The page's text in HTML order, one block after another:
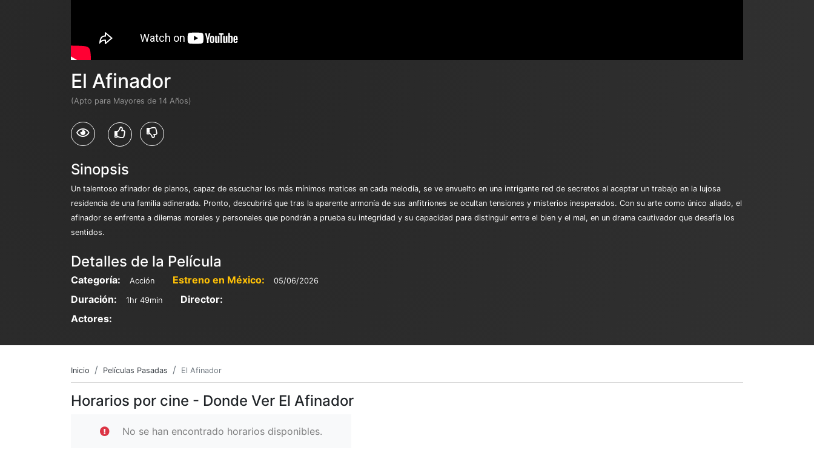
El Afinador
(Apto para Mayores de 14 Años)
Sinopsis
Un talentoso afinador de pianos, capaz de escuchar los más mínimos matices en cada melodía, se ve envuelto en una intrigante red de secretos al aceptar un trabajo en la lujosa
residencia de una familia adinerada. Pronto, descubrirá que tras la aparente armonía de sus anfitriones se ocultan tensiones y misterios inesperados. Con su arte como único aliado, el
afinador se enfrenta a dilemas morales y personales que pondrán a prueba su integridad y su capacidad para distinguir entre el bien y el mal, en un drama cautivador que desafía los
sentidos.
Detalles de la Película
Categoría: Acción Estreno en México: 05/06/2026
Duración: 1hr 49min
Director:
Actores:
Inicio Películas Pasadas El Afinador
Horarios por cine - Donde Ver El Afinador
No se han encontrado horarios disponibles.